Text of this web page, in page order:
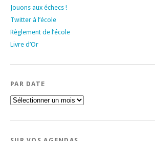
Jouons aux échecs !
Twitter à l’école
Règlement de l’école
Livre d’Or
PAR DATE
Par
date